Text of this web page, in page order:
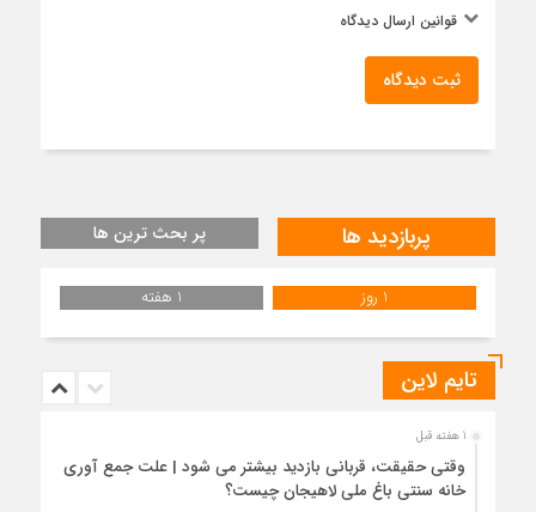
قوانین ارسال دیدگاه
ثبت دیدگاه
پربازدید ها پر بحث ترین ها
1 روز 1 هفته
تایم لاین
1 هفته قبل
وقتی حقیقت، قربانی بازدید بیشتر می شود | علت جمع آوری
خانه سنتی باغ ملی لاهیجان چیست؟